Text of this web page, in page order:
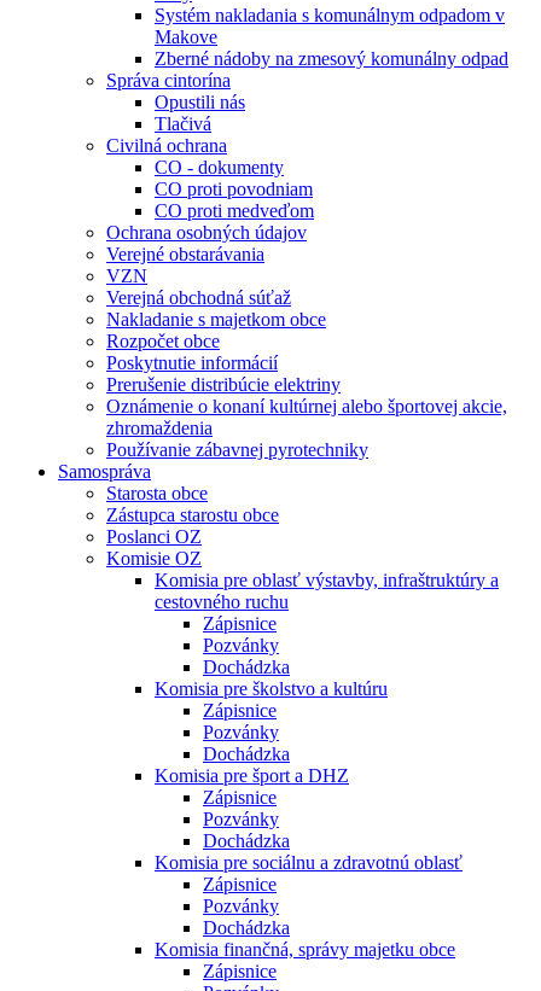
Systém nakladania s komunálnym odpadom v
Makove
Zberné nádoby na zmesový komunálny odpad
Správa cintorína
Opustili nás
Tlačivá
Civilná ochrana
CO - dokumenty
CO proti povodniam
CO proti medveďom
Ochrana osobných údajov
Verejné obstarávania
VZN
Verejná obchodná súťaž
Nakladanie s majetkom obce
Rozpočet obce
Poskytnutie informácií
Prerušenie distribúcie elektriny
Oznámenie o konaní kultúrnej alebo športovej akcie,
zhromaždenia
Používanie zábavnej pyrotechniky
Samospráva
Starosta obce
Zástupca starostu obce
Poslanci OZ
Komisie OZ
Komisia pre oblasť výstavby, infraštruktúry a
cestovného ruchu
Zápisnice
Pozvánky
Dochádzka
Komisia pre školstvo a kultúru
Zápisnice
Pozvánky
Dochádzka
Komisia pre šport a DHZ
Zápisnice
Pozvánky
Dochádzka
Komisia pre sociálnu a zdravotnú oblasť
Zápisnice
Pozvánky
Dochádzka
Komisia finančná, správy majetku obce
Zápisnice